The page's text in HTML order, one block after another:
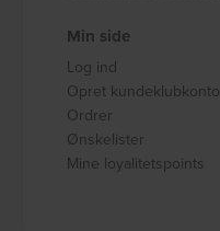
Min side
Log ind
Opret kundeklubkonto
Ordrer
Ønskelister
Mine loyalitetspoints